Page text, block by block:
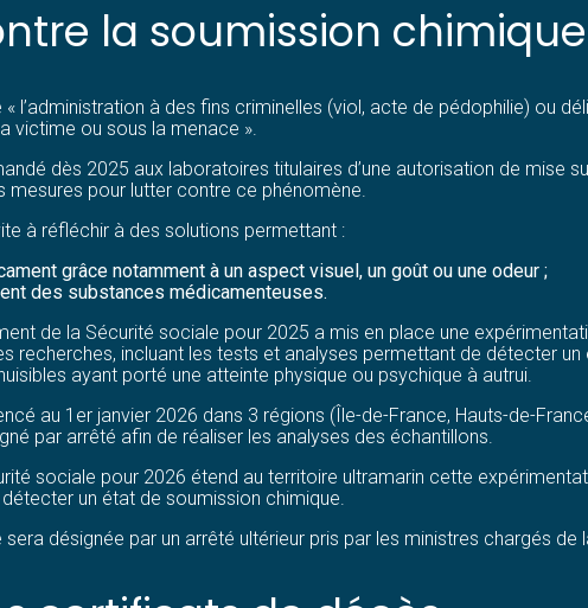
la soumission chimique
l’administration à des fins criminelles (viol, acte de pédophilie) ou
victime ou sous la menace ».
dès 2025 aux laboratoires titulaires d’une autorisation de mise
mesures pour lutter contre ce phénomène.
à réfléchir à des solutions permettant :
grâce notamment à un aspect visuel, un goût ou une odeur ;
des substances médicamenteuses.
de la Sécurité sociale pour 2025 a mis en place une
recherches, incluant les tests et analyses permettant de détecter
ayant porté une atteinte physique ou psychique à autrui.
au 1er janvier 2026 dans 3 régions (Île-de-France, Hauts-de-
par arrêté afin de réaliser les analyses des échantillons.
sociale pour 2026 étend au territoire ultramarin cette
un état de soumission chimique.
désignée par un arrêté ultérieur pris par les ministres chargés